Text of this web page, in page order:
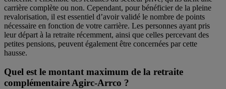
carrière complète ou non. Cependant, pour bénéficier de la pleine
revalorisation, il est essentiel d’avoir validé le nombre de points
nécessaire en fonction de votre carrière. Les personnes ayant pris
leur départ à la retraite récemment, ainsi que celles percevant des
petites pensions, peuvent également être concernées par cette
hausse.
Quel est le montant maximum de la retraite
complémentaire Agirc-Arrco ?